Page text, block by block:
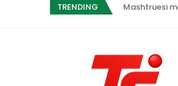
TRENDING Mashtruesi